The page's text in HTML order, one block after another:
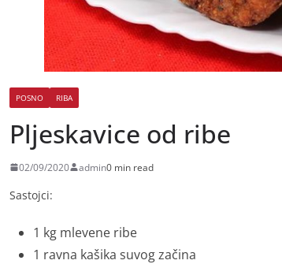
POSNO RIBA
Pljeskavice od ribe
02/09/2020 admin0 min read
Sastojci:
1 kg mlevene ribe
1 ravna kašika suvog začina